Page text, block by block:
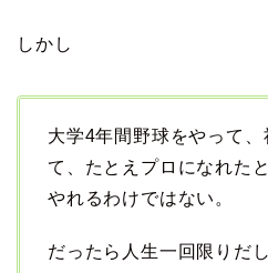
しかし
大学4年間野球をやって
て、たとえプロになれた
やれるわけではない。
だったら人生一回限りだ